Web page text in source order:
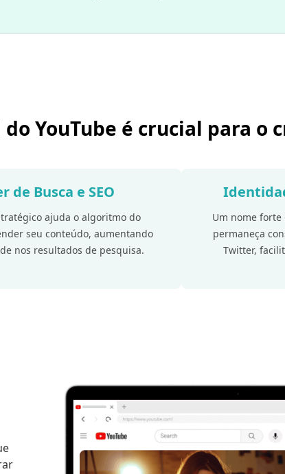
YouTube é crucial para o
de Busca e SEO
ajuda o algoritmo do
seu conteúdo, aumentando
nos resultados de pesquisa.
Um nome
permaneça
Twitter,